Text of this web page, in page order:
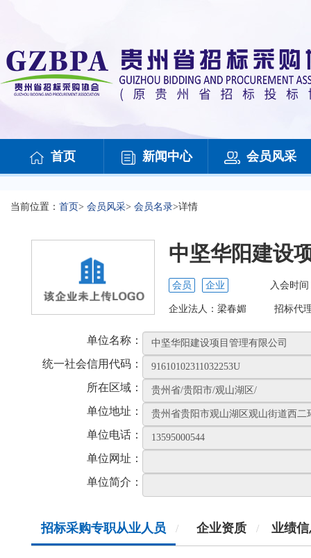
首页 新闻中心 会员风采
当前位置： 首页> 会员风采> 会员名录>详情
中坚华阳建设
会员 企业 入会时间
企业法人： 梁春媚 招标代
单位名称：
统一社会信用代码：
所在区域：
单位地址：
单位电话：
单位网址：
单位简介：
招标采购专职从业人员 / 企业资质 / 业绩